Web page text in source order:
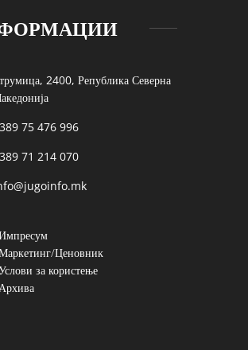
2400, Република Северна
75 476 996
71 214 070
Ценовник
за користење
Архива